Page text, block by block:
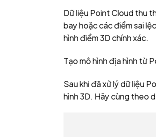
Dữ liệu Point Cloud thu
bay hoặc các điểm sai
hình điểm 3D chính xác.
Tạo mô hình địa hình từ
Sau khi đã xử lý dữ liệu
hình 3D. Hãy cùng theo